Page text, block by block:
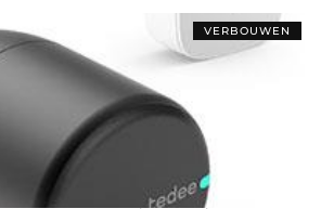
VERBOUWEN